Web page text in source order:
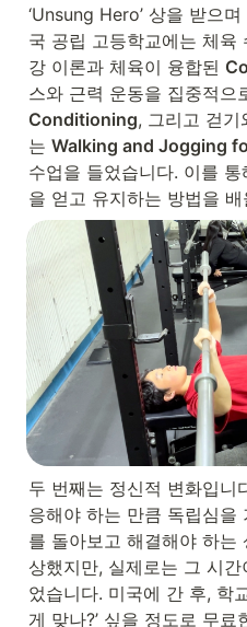
‘Unsung Hero’ 상을 받으
국 공립 고등학교에는 체육
강 이론과 체육이 융합된
스와 근력 운동을 집중적으
Conditioning, 그리고 걷기
는 Walking and Jogging
수업을 들었습니다. 이를
을 얻고 유지하는 방법을
두 번째는 정신적 변화입니
응해야 하는 만큼 독립심을
를 돌아보고 해결해야 하는
상했지만, 실제로는 그 시
었습니다. 미국에 간 후, 학
게 맞나?’ 싶을 정도로 무